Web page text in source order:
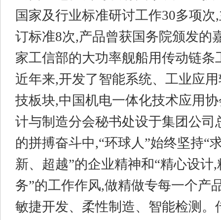
国家及行业标准研讨工作30多项
订标准8次,产品曾获国务院颁发的
家工信部的大功率舰船用传动链条
近年来,开发了智能系统、工业应
技板块,中国机电一体化技术应用
计与制造分会秘书处设于集团公司
的拼搏奋斗中,“环球人”始终坚持“
新、超越”的企业精神和“精心设计
务”的工作作风,做精做专每一个产
敏捷开发、柔性制造、智能检测。